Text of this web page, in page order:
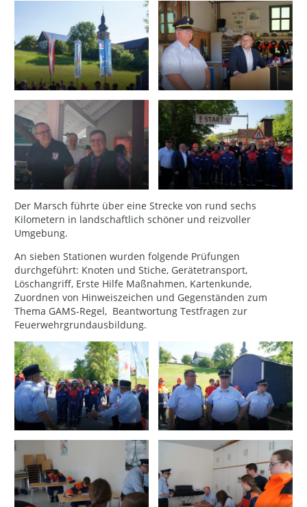
Der Marsch führte über eine Strecke von rund sechs
Kilometern in landschaftlich schöner und reizvoller
Umgebung.
An sieben Stationen wurden folgende Prüfungen
durchgeführt: Knoten und Stiche, Gerätetransport,
Löschangriff, Erste Hilfe Maßnahmen, Kartenkunde,
Zuordnen von Hinweiszeichen und Gegenständen zum
Thema GAMS-Regel, Beantwortung Testfragen zur
Feuerwehrgrundausbildung.